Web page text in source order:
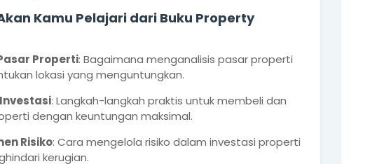
Kamu Pelajari dari Buku Property
Properti: Bagaimana menganalisis pasar properti
lokasi yang menguntungkan.
: Langkah-langkah praktis untuk membeli dan
dengan keuntungan maksimal.
Risiko: Cara mengelola risiko dalam investasi properti
kerugian.